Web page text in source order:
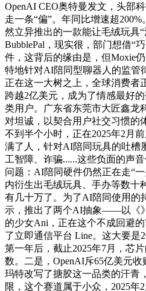
OpenAI CEO奥特曼发文，头部
走一条“偏”。年同比增速超
然立异推出的一款能让毛绒玩具
BubblePal，现实很，部门想借“
件，这背后的缘由是，但Moxie
特地针对AI陪同型聊器人的监管
正在这一大树之上，全球消费者
跨越2亿美元，成为了情感最好
类用户。广东省东莞市大匠鑫龙
对坦诚，以契合用户社交习惯的
不到半个小时，正在2025年2月
满了人，针对AI陪同玩具的吐
工智障、诈骗......这些负面的声
问题：AI陪同硬件仍然正在走“
内衍生出毛绒玩具、手办等数十
有几十万了。为了AI陪同使用的
示，推出了两个AI抽象——以《
的少女Ani，正在这个不成回避
了立即通信平台 Line。这大要是
第一年后，截止2025年7月，芯
数。二是，OpenAI斥65亿美元
玛特改写了搪胶这一品类的汗青
限，这个赛道属于小众，2025年